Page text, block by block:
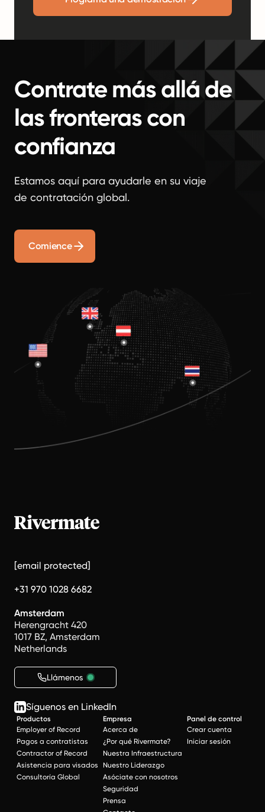
Contrate más allá de
las fronteras con
confianza
Estamos aquí para ayudarle en su viaje
de contratación global.
Comience
[email protected]
+31 970 1028 6682
Amsterdam
Herengracht 420
1017 BZ, Amsterdam
Netherlands
Llámenos
Síguenos en LinkedIn
Productos
Employer of Record
Pagos a contratistas
Contractor of Record
Asistencia para visados
Consultoría Global
Empresa
Acerca de
¿Por qué Rivermate?
Nuestra Infraestructura
Nuestro Liderazgo
Asóciate con nosotros
Seguridad
Prensa
Panel de control
Crear cuenta
Iniciar sesión